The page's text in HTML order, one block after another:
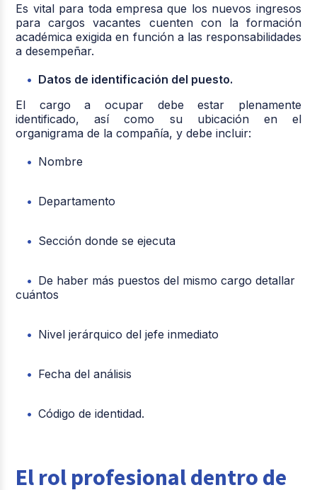
Es vital para toda empresa que los nuevos ingresos
para cargos vacantes cuenten con la formación
académica exigida en función a las responsabilidades
a desempeñar.
Datos de identificación del puesto.
El cargo a ocupar debe estar plenamente
identificado, así como su ubicación en el
organigrama de la compañía, y debe incluir:
Nombre
Departamento
Sección donde se ejecuta
De haber más puestos del mismo cargo detallar
cuántos
Nivel jerárquico del jefe inmediato
Fecha del análisis
Código de identidad.
El rol profesional dentro de